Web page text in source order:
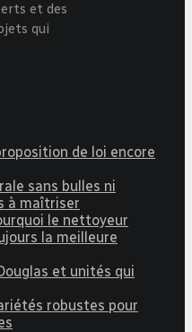
et des
qui
de loi encore
sans bulles ni
à maîtriser
le nettoyeur
la meilleure
et unités qui
robustes pour